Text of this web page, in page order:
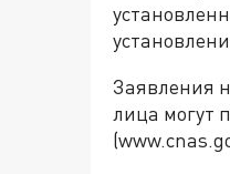
Заявления
лица могут